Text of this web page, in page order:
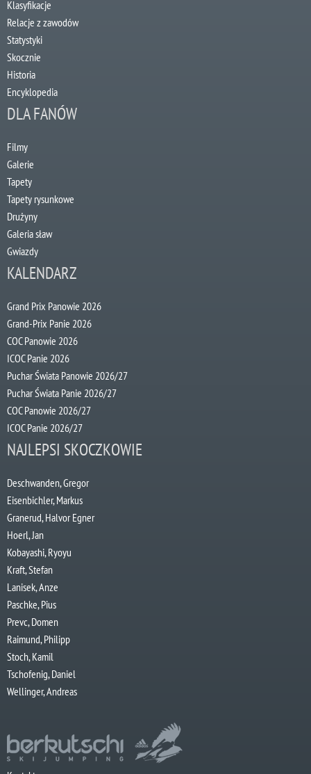
Klasyfikacje
Relacje z zawodów
Statystyki
Skocznie
Historia
Encyklopedia
DLA FANÓW
Filmy
Galerie
Tapety
Tapety rysunkowe
Drużyny
Galeria sław
Gwiazdy
KALENDARZ
Grand Prix Panowie 2026
Grand-Prix Panie 2026
COC Panowie 2026
ICOC Panie 2026
Puchar Świata Panowie 2026/27
Puchar Świata Panie 2026/27
COC Panowie 2026/27
ICOC Panie 2026/27
NAJLEPSI SKOCZKOWIE
Deschwanden, Gregor
Eisenbichler, Markus
Granerud, Halvor Egner
Hoerl, Jan
Kobayashi, Ryoyu
Kraft, Stefan
Lanisek, Anze
Paschke, Pius
Prevc, Domen
Raimund, Philipp
Stoch, Kamil
Tschofenig, Daniel
Wellinger, Andreas